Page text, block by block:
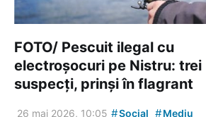
FOTO/ Pescuit ilegal cu
electroșocuri pe Nistru: trei
suspecți, prinși în flagrant
26 mai 2026, 10:05 #Social #Mediu